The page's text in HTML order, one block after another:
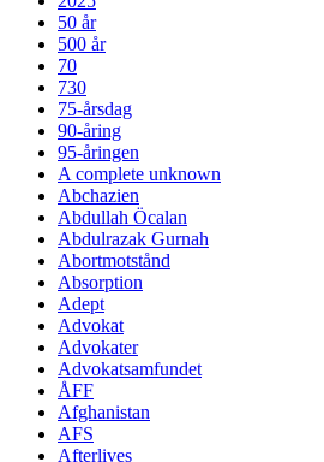
50 år
500 år
70
730
75-årsdag
90-åring
95-åringen
A complete unknown
Abchazien
Abdullah Öcalan
Abdulrazak Gurnah
Abortmotstånd
Absorption
Adept
Advokat
Advokater
Advokatsamfundet
ÅFF
Afghanistan
AFS
Afterlives